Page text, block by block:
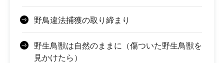
野鳥違法捕獲の取り締まり
野生鳥獣は自然のままに（傷ついた野生鳥獣を
見かけたら）